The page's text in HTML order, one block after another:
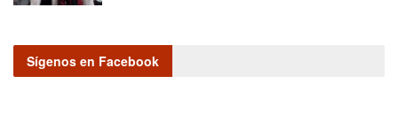
Sígenos en Facebook